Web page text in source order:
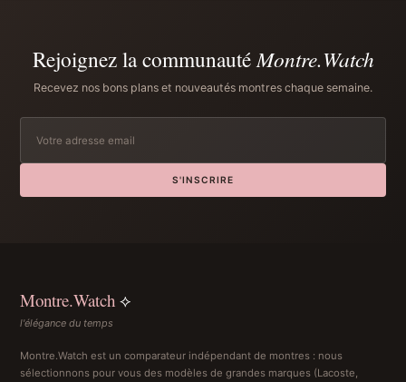
Rejoignez la communautéMontre.Watch
Recevez nos bons plans et nouveautés montres chaque semaine.
S'INSCRIRE
Montre.Watch ⟡
l'élégance du temps
Montre.Watch est un comparateur indépendant de montres : nous
sélectionnons pour vous des modèles de grandes marques (Lacoste,